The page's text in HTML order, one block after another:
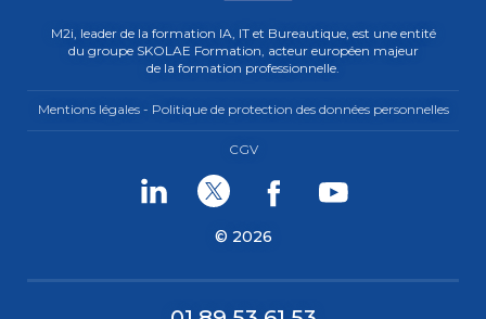
M2i, leader de la formation IA, IT et Bureautique, est une entité
du groupe SKOLAE Formation, acteur européen majeur
de la formation professionnelle.
Mentions légales - Politique de protection des données personnelles
CGV
Facebook Youtube
© 2026